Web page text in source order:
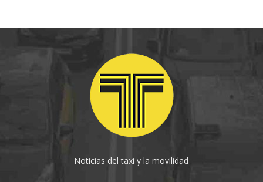
Noticias del taxi y la movilidad